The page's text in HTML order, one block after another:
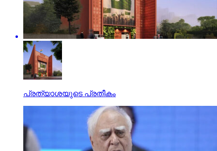
പ്രത്യാശയുടെ പ്രതീകം